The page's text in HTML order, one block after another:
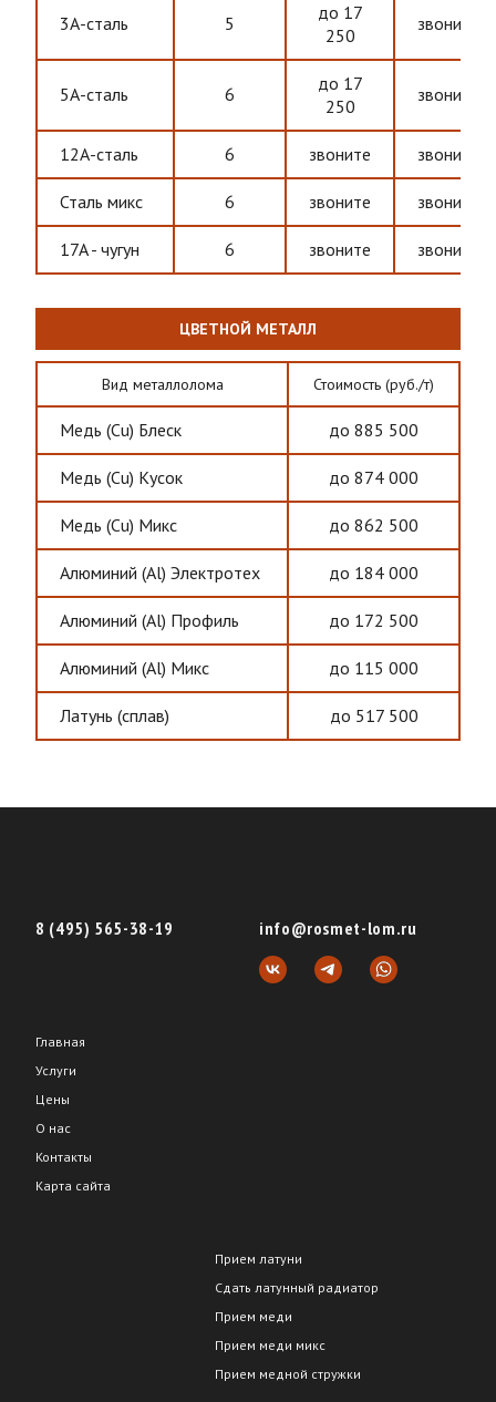
3А-сталь 5
до 17
250
звоните
5А-сталь 6
до 17
250
звоните
12А-сталь 6 звоните звоните
Сталь микс 6 звоните звоните
17A - чугун 6 звоните звоните
ЦВЕТНОЙ МЕТАЛЛ
Вид металлолома Стоимость (руб./т)
Медь (Cu) Блеск до 885 500
Медь (Cu) Кусок до 874 000
Медь (Cu) Микс до 862 500
Алюминий (Al) Электротех до 184 000
Алюминий (Al) Профиль до 172 500
Алюминий (Al) Микс до 115 000
Латунь (сплав) до 517 500
8 (495) 565-38-19 info@rosmet-lom.ru
Главная
Услуги
Цены
О нас
Контакты
Карта сайта
Прием латуни
Сдать латунный радиатор
Прием меди
Прием меди микс
Прием медной стружки